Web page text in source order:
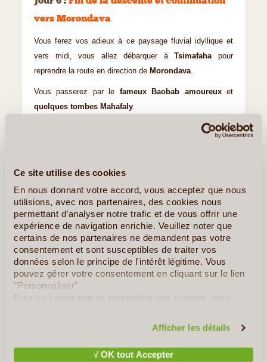
Ce site utilise des cookies
En nous donnant votre accord, vous acceptez que nous
utilisions, avec nos partenaires, des cookies nous
permettant d’analyser notre trafic et de vous offrir une
expérience de navigation enrichie. Veuillez noter que
certains de nos partenaires ne demandent pas votre
consentement et sont susceptibles de traiter vos
données selon le principe de l'intérêt légitime. Vous
pouvez gérer votre consentement en cliquant sur le lien
"Personnaliser".
Pour en savoir plus et paramétrer vos cookies, nous
Afficher les détails
√ OK tout Accepter
vers Morondava
Vous ferez vos adieux à ce paysage fluvial idyllique et
vers midi, vous allez débarquer àTsimafahapour
reprendre la route en direction de Morondava.
Vous passerez par le fameux Baobab amoureuxet
quelques tombes Mahafaly.
Ici, vous ne pouvez pas résister à la tentation de prendre
Le coucher de soleil à cet endroit est à ne pas rater
vous offre non seulement de beaux motifs
photographiques, mais aussi un beau spectacle de
couleurs. Vous pourriez ainsi profiter de l'atmosphère
sous le ciel malgache.
Nuitée à l’hôtel